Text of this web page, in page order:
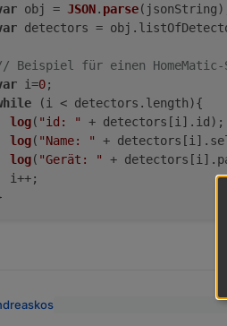
obj = JSON. parse
detectors = obj.
Beispiel für einen HomeMatic-
i=0;
(i < detectors. length){
log( "id: " + detectors[i]. id );
log( "Name: " + detectors[i].
log( "Gerät: " + detectors[i].
i++;